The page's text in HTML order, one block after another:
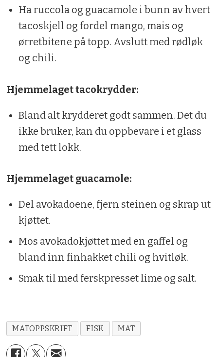
Ha ruccola og guacamole i bunn av hvert
tacoskjell og fordel mango, mais og
ørretbitene på topp. Avslutt med rødløk
og chili.
Hjemmelaget tacokrydder:
Bland alt krydderet godt sammen. Det du
ikke bruker, kan du oppbevare i et glass
med tett lokk.
Hjemmelaget guacamole:
Del avokadoene, fjern steinen og skrap ut
kjøttet.
Mos avokadokjøttet med en gaffel og
bland inn finhakket chili og hvitløk.
Smak til med ferskpresset lime og salt.
MATOPPSKRIFT FISK MAT